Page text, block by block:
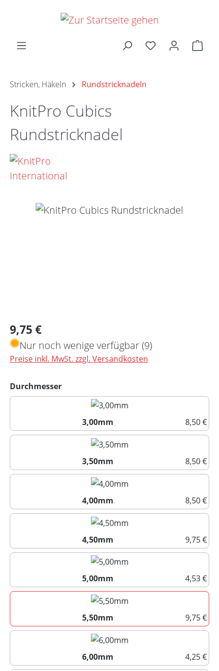
Zum Hauptinhalt springen
Stricken, Häkeln Rundstricknadeln
KnitPro Cubics
Rundstricknadel
Bildergalerie überspringen
Regulärer Preis:
9,75 €
Nur noch wenige verfügbar (9)
Preise inkl. MwSt. zzgl. Versandkosten
Durchmesserauswählen
3,00mm
8,50 €
3,00mm
3,50mm
8,50 €
3,50mm
4,00mm
8,50 €
4,00mm
4,50mm
9,75 €
4,50mm
5,00mm
4,53 €
5,00mm
5,50mm
9,75 €
5,50mm
6,00mm
4,25 €